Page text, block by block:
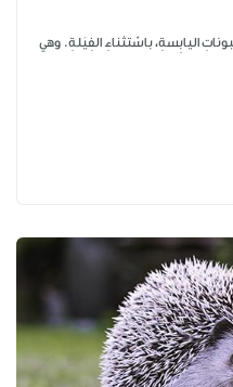
اليابِسةِ، باسْتثناءِ الفِيَلةِ. وهي